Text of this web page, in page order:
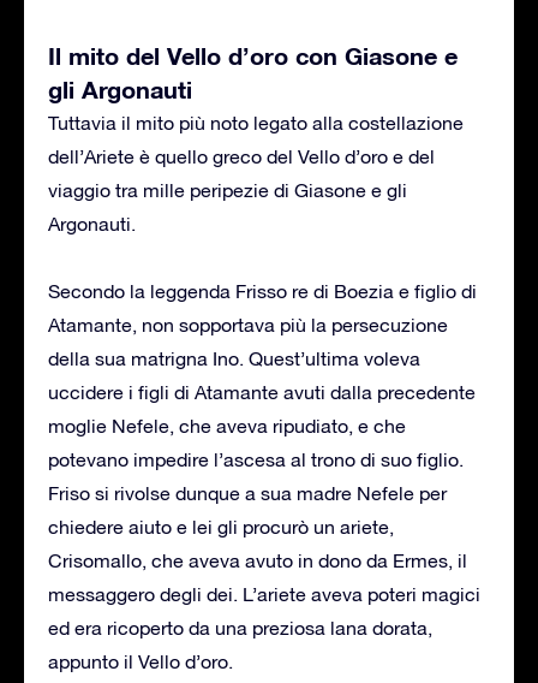
Il mito del Vello d’oro con Giasone e
gli Argonauti
Tuttavia il mito più noto legato alla costellazione
dell’Ariete è quello greco del Vello d’oro e del
viaggio tra mille peripezie di Giasone e gli
Argonauti.
Secondo la leggenda Frisso re di Boezia e figlio di
Atamante, non sopportava più la persecuzione
della sua matrigna Ino. Quest’ultima voleva
uccidere i figli di Atamante avuti dalla precedente
moglie Nefele, che aveva ripudiato, e che
potevano impedire l’ascesa al trono di suo figlio.
Friso si rivolse dunque a sua madre Nefele per
chiedere aiuto e lei gli procurò un ariete,
Crisomallo, che aveva avuto in dono da Ermes, il
messaggero degli dei. L’ariete aveva poteri magici
ed era ricoperto da una preziosa lana dorata,
appunto il Vello d’oro.